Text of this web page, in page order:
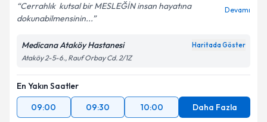
Cerrahlık ️ kutsal bir MESLEĞİN insan hayatına
dokunabilmensinin...
Devamı
Medicana Ataköy Hastanesi Haritada Göster
Ataköy 2-5-6., Rauf Orbay Cd. 2/1Z
En Yakın Saatler
09:00
09:30 10:00 Daha Fazla